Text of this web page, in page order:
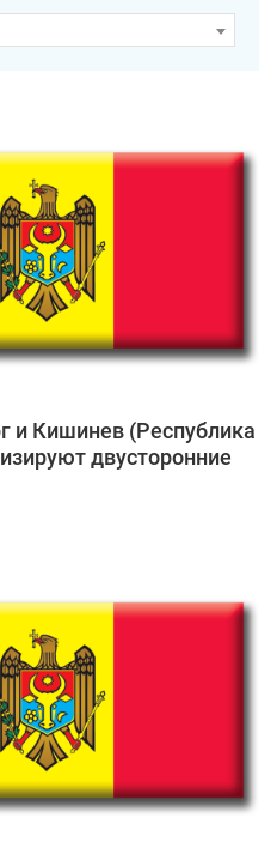
и Кишинев (Республика
двусторонние